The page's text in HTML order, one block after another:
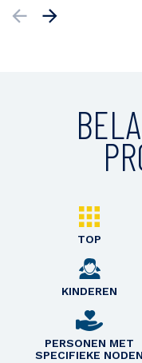
TOP
KINDEREN
PERSONEN MET
SPECIFIEKE NODEN